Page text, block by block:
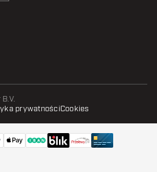
prywatnościCookies